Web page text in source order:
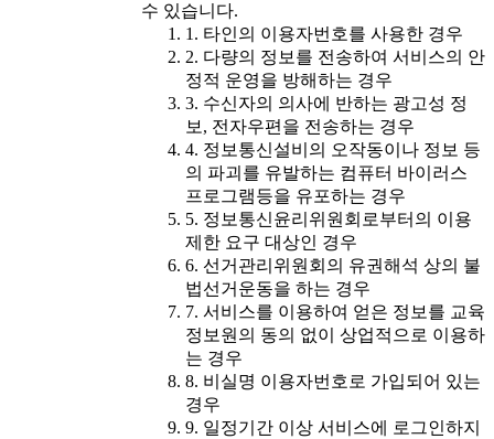
수 있습니다.
1. 타인의 이용자번호를 사용한 경우
2. 다량의 정보를 전송하여 서비스의 안
정적 운영을 방해하는 경우
3. 수신자의 의사에 반하는 광고성 정
보, 전자우편을 전송하는 경우
4. 정보통신설비의 오작동이나 정보 등
의 파괴를 유발하는 컴퓨터 바이러스
프로그램등을 유포하는 경우
5. 정보통신윤리위원회로부터의 이용
제한 요구 대상인 경우
6. 선거관리위원회의 유권해석 상의 불
법선거운동을 하는 경우
7. 서비스를 이용하여 얻은 정보를 교육
정보원의 동의 없이 상업적으로 이용하
는 경우
8. 비실명 이용자번호로 가입되어 있는
경우
9. 일정기간 이상 서비스에 로그인하지